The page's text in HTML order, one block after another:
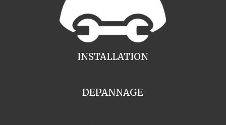
INSTALLATION
DEPANNAGE